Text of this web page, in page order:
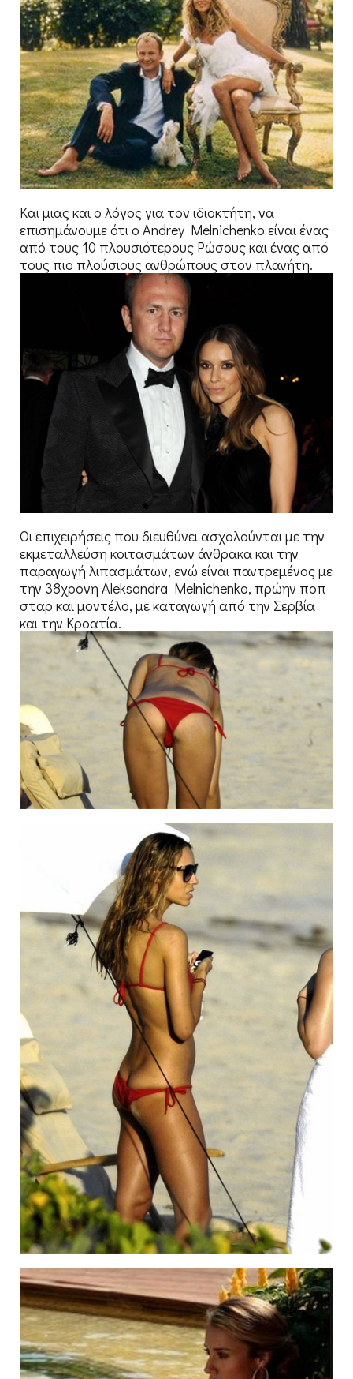
Και μιας και ο λόγος για τον ιδιοκτήτη, να
επισημάνουμε ότι ο Andrey Melnichenko είναι ένας
από τους 10 πλουσιότερους Ρώσους και ένας από
τους πιο πλούσιους ανθρώπους στον πλανήτη.
Οι επιχειρήσεις που διευθύνει ασχολούνται με την
εκμεταλλεύση κοιτασμάτων άνθρακα και την
παραγωγή λιπασμάτων, ενώ είναι παντρεμένος με
την 38χρονη Aleksandra Melnichenko, πρώην ποπ
σταρ και μοντέλο, με καταγωγή από την Σερβία
και την Κροατία.